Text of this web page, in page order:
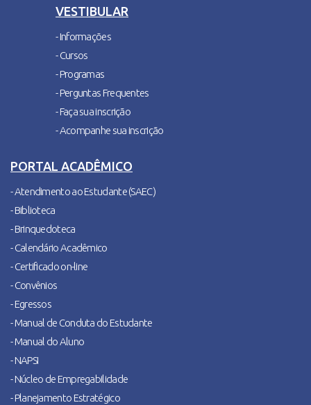
VESTIBULAR
- Informações
- Cursos
- Programas
- Perguntas Frequentes
- Faça sua inscrição
- Acompanhe sua inscrição
PORTAL ACADÊMICO
- Atendimento ao Estudante (SAEC)
- Biblioteca
- Brinquedoteca
- Calendário Acadêmico
- Certificado on-line
- Convênios
- Egressos
- Manual de Conduta do Estudante
- Manual do Aluno
- NAPSI
- Núcleo de Empregabilidade
- Planejamento Estratégico